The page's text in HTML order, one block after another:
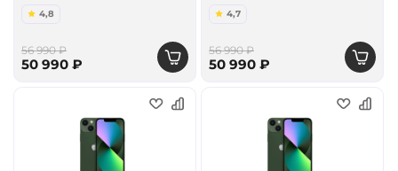
4,8
56 990 ₽
50 990 ₽
4,7
56 990 ₽
50 990 ₽